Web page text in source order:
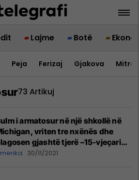
Lajme Botë
Peja Ferizaj Gjakova
73 Artikuj
i armatosur në një shkollë në
vriten tre nxënës dhe
gjashtë tjerë –15-vjeçari
mbi bashkëmoshatarët
30/11/2021